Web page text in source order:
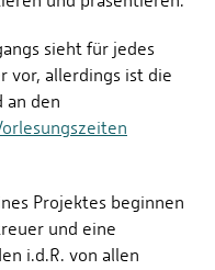
sieht für jedes
vor, allerdings ist die
an den
Projektes beginnen
und eine
i.d.R. von allen